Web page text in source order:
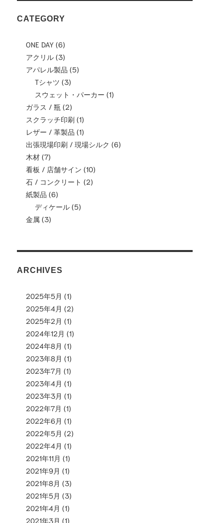
CATEGORY
ONE DAY (6)
アクリル (3)
アパレル製品 (5)
Tシャツ (3)
スウェット・パーカー (1)
ガラス / 瓶 (2)
スクラッチ印刷 (1)
レザー / 革製品 (1)
出張現場印刷 / 現場シルク (6)
木材 (7)
看板 / 店舗サイン (10)
石 / コンクリート (2)
紙製品 (6)
ディケール (5)
金属 (3)
ARCHIVES
2025年5月 (1)
2025年4月 (2)
2025年2月 (1)
2024年12月 (1)
2024年8月 (1)
2023年8月 (1)
2023年7月 (1)
2023年4月 (1)
2023年3月 (1)
2022年7月 (1)
2022年6月 (1)
2022年5月 (2)
2022年4月 (1)
2021年11月 (1)
2021年9月 (1)
2021年8月 (3)
2021年5月 (3)
2021年4月 (1)
2021年3月 (1)